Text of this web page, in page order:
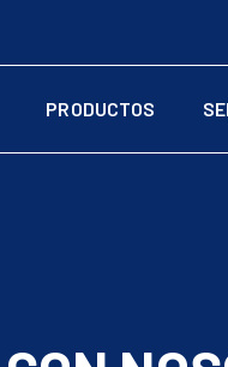
PRODUCTOS